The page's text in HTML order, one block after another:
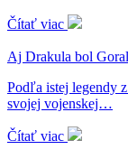
Čítať viac
Aj Drakula bol
Podľa istej legendy
svojej vojenskej…
Čítať viac